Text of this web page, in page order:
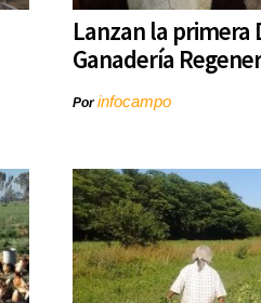
Lanzan la
Ganadería
Porinfocampo